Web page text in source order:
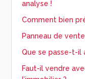
analyse !
Comment bien
Panneau de
Que se passe-t-il
Faut-il vendre